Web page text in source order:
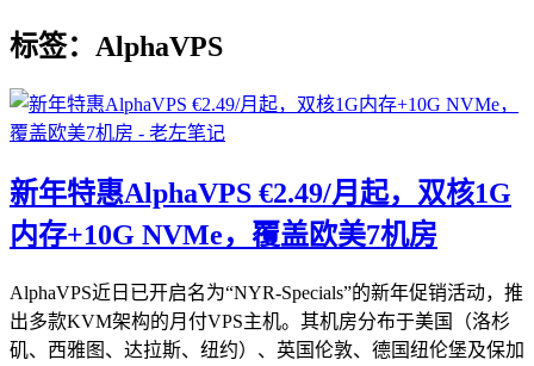
标签：AlphaVPS
新年特惠AlphaVPS €2.49/月起，双核1G
内存+10G NVMe，覆盖欧美7机房
AlphaVPS近日已开启名为“NYR-Specials”的新年促销活动，推
出多款KVM架构的月付VPS主机。其机房分布于美国（洛杉
矶、西雅图、达拉斯、纽约）、英国伦敦、德国纽伦堡及保加